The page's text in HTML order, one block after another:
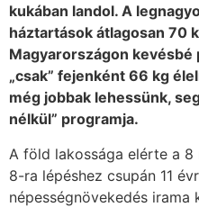
kukában landol. A
háztartások átlagosan 70
Magyarországon kevésbé
„csak” fejenként 66 kg
még jobbak lehessünk,
nélkül” programja.
A föld lakossága elérte a
8-ra lépéshez csupán 11
népességnövekedés